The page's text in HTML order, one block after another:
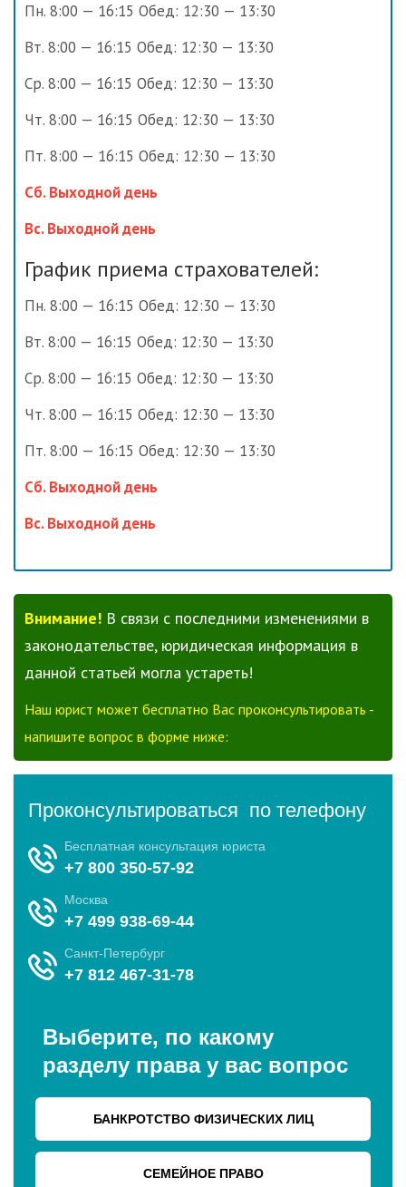
Пн. 8:00 — 16:15 Обед: 12:30 — 13:30
Вт. 8:00 — 16:15 Обед: 12:30 — 13:30
Ср. 8:00 — 16:15 Обед: 12:30 — 13:30
Чт. 8:00 — 16:15 Обед: 12:30 — 13:30
Пт. 8:00 — 16:15 Обед: 12:30 — 13:30
Сб. Выходной день
Вс. Выходной день
График приема страхователей:
Пн. 8:00 — 16:15 Обед: 12:30 — 13:30
Вт. 8:00 — 16:15 Обед: 12:30 — 13:30
Ср. 8:00 — 16:15 Обед: 12:30 — 13:30
Чт. 8:00 — 16:15 Обед: 12:30 — 13:30
Пт. 8:00 — 16:15 Обед: 12:30 — 13:30
Сб. Выходной день
Вс. Выходной день
Внимание! В связи с последними изменениями в
законодательстве, юридическая информация в
данной статьей могла устареть!
Наш юрист может бесплатно Вас проконсультировать -
напишите вопрос в форме ниже: